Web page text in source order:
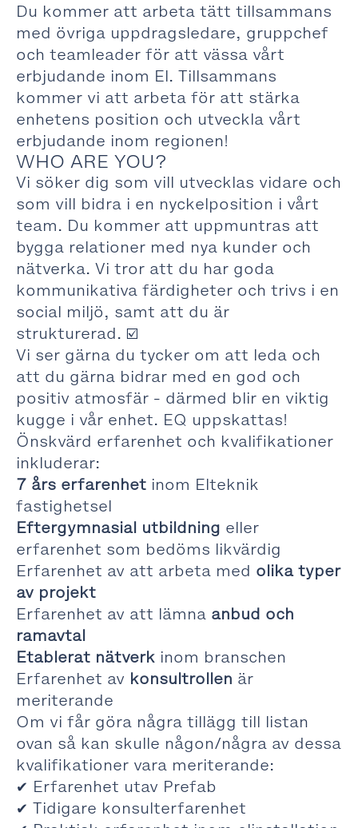
Du kommer att arbeta tätt tillsammans
med övriga uppdragsledare, gruppchef
och teamleader för att vässa vårt
erbjudande inom El. Tillsammans
kommer vi att arbeta för att stärka
enhetens position och utveckla vårt
erbjudande inom regionen!
WHO ARE YOU?
Vi söker dig som vill utvecklas vidare och
som vill bidra i en nyckelposition i vårt
team. Du kommer att uppmuntras att
bygga relationer med nya kunder och
nätverka. Vi tror att du har goda
kommunikativa färdigheter och trivs i en
social miljö, samt att du är
strukturerad. ☑️
Vi ser gärna du tycker om att leda och
att du gärna bidrar med en god och
positiv atmosfär - därmed blir en viktig
kugge i vår enhet. EQ uppskattas!
Önskvärd erfarenhet och kvalifikationer
inkluderar:
7 års erfarenhet inom Elteknik
fastighetsel
Eftergymnasial utbildning eller
erfarenhet som bedöms likvärdig
Erfarenhet av att arbeta med olika typer
av projekt
Erfarenhet av att lämna anbud och
ramavtal
Etablerat nätverk inom branschen
Erfarenhet av konsultrollen är
meriterande
Om vi får göra några tillägg till listan
ovan så kan skulle någon/några av dessa
kvalifikationer vara meriterande:
✔ Erfarenhet utav Prefab
✔ Tidigare konsulterfarenhet